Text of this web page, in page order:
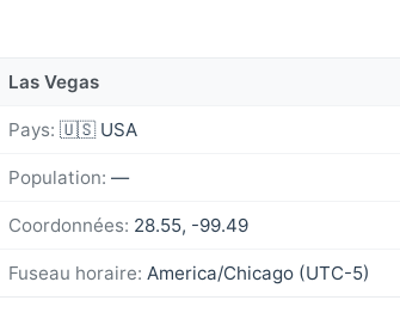
Las Vegas
Pays: 🇺🇸 USA
Population: —
Coordonnées: 28.55, -99.49
Fuseau horaire: America/Chicago (UTC-5)